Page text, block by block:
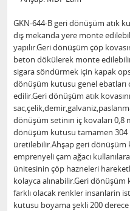
GKN-644-B geri dönüşüm atık
dış mekanda yere monte
yapılır.Geri dönüşüm çöp
beton dökülerek monte
sigara söndürmek için kapak
dönüşüm kutusu genel ebatları
edilir.Geri dönüşüm atık
dönüşüm setinın iç kovaları
dönüşüm kutusu tamamen 304
üretilebilir.Ahşap geri dönüşüm
emprenyeli çam ağacı
ünitesinin çöp hazneleri
kolayca alınabilir.Geri
farklı olacak renkler insanlarin
kutusu boyama şekli 200